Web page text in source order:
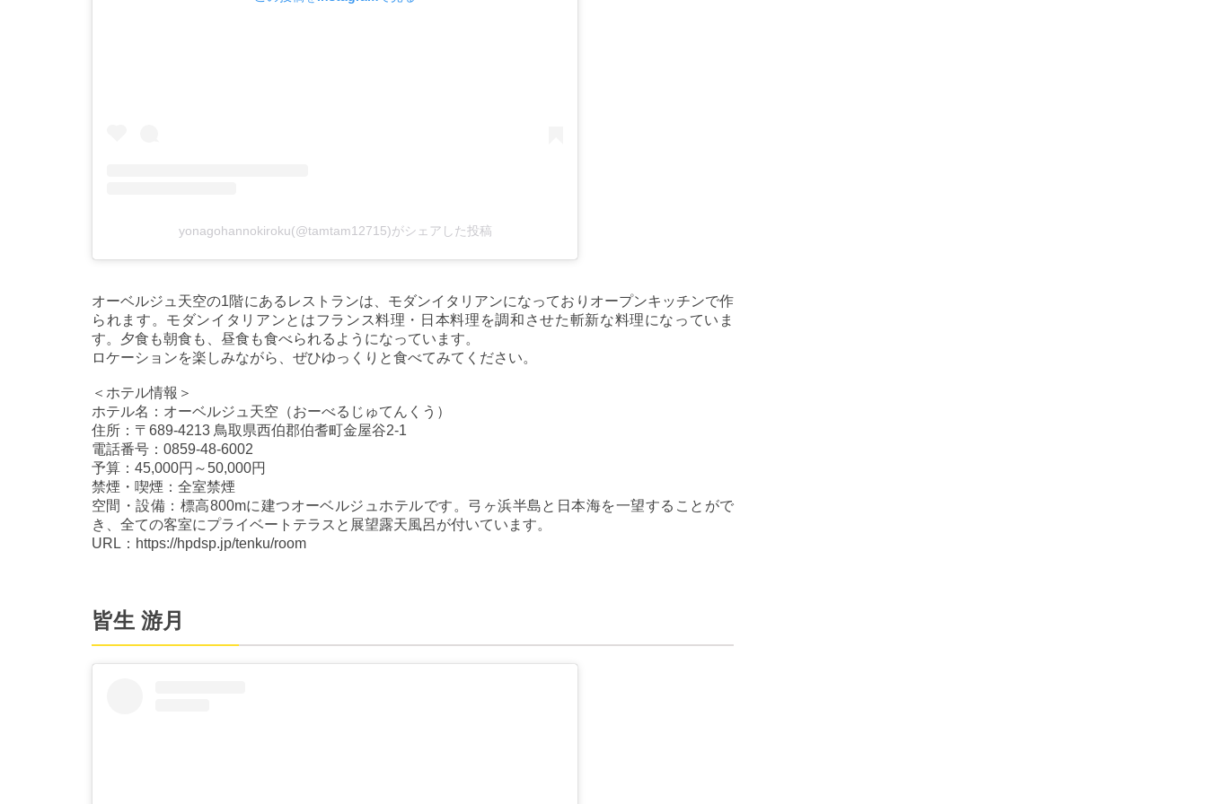
yonagohannokiroku(@tamtam12715)がシェアした投稿
オーベルジュ天空の1階にあるレストランは、モダンイタリアンになっておりオープンキッチンで作
られます。モダンイタリアンとはフランス料理・日本料理を調和させた斬新な料理になっていま
す。夕食も朝食も、昼食も食べられるようになっています。
ロケーションを楽しみながら、ぜひゆっくりと食べてみてください。
＜ホテル情報＞
ホテル名：オーベルジュ天空（おーべるじゅてんくう）
住所：〒689-4213 鳥取県西伯郡伯耆町金屋谷2-1
電話番号：0859-48-6002
予算：45,000円～50,000円
禁煙・喫煙：全室禁煙
空間・設備：標高800mに建つオーベルジュホテルです。弓ヶ浜半島と日本海を一望することがで
き、全ての客室にプライベートテラスと展望露天風呂が付いています。
URL：https://hpdsp.jp/tenku/room
皆生 游月